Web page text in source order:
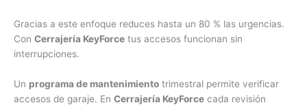
Gracias a este enfoque reduces hasta un 80 % las urgencias.
Con Cerrajería KeyForce tus accesos funcionan sin
interrupciones.
Un programa de mantenimiento trimestral permite verificar
accesos de garaje. En Cerrajería KeyForce cada revisión